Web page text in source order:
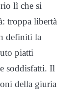
lì che si
troppa libertà
definiti la
piatti
soddisfatti. Il
della giuria